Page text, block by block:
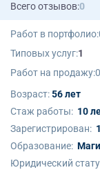
Всего отзывов:0
Работ в портфолио:
Типовых услуг:1
Работ на продажу:0
Возраст:56 лет
Стаж работы: 10
Зарегистрирован:
Образование:
Юридический